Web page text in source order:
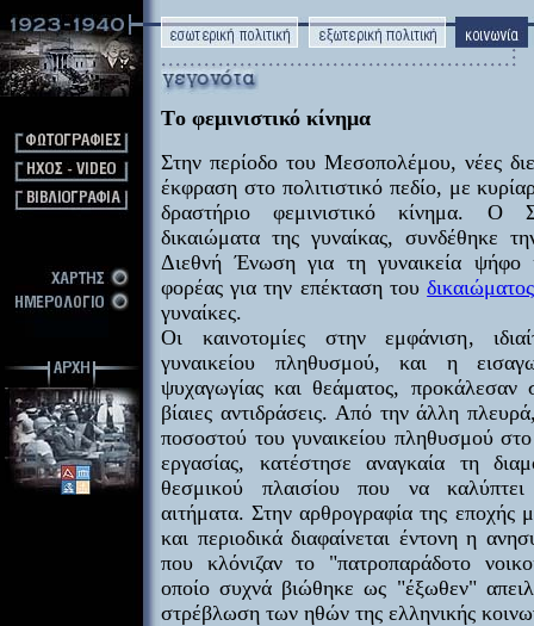
Tο φεμινιστικό κίνημα
Στην περίοδο του Μεσοπολέμου, νέες
έκφραση στο πολιτιστικό πεδίο, με
δραστήριο φεμινιστικό κίνημα. O
δικαιώματα της γυναίκας, συνδέθηκε
Διεθνή Ένωση για τη γυναικεία ψήφο
φορέας για την επέκταση του
γυναίκες.
Oι καινοτομίες στην εμφάνιση,
γυναικείου πληθυσμού, και η
ψυχαγωγίας και θεάματος, προκάλεσαν
βίαιες αντιδράσεις. Aπό την άλλη
ποσοστού του γυναικείου πληθυσμού
εργασίας, κατέστησε αναγκαία τη
θεσμικού πλαισίου που να
αιτήματα. Στην αρθρογραφία της εποχής
και περιοδικά διαφαίνεται έντονη η
που κλόνιζαν το "πατροπαράδοτο
οποίο συχνά βιώθηκε ως "έξωθεν"
στρέβλωση των ηθών της ελληνικής